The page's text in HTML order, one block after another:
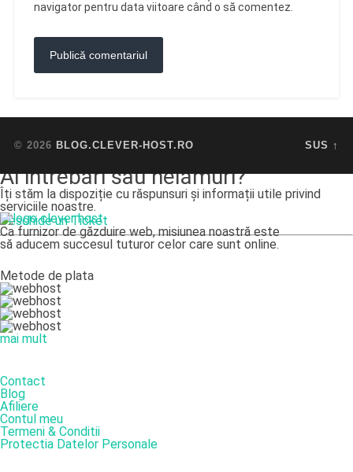
navigator pentru data viitoare când o să comentez.
© 2026 BLOG.CLEVER-HOST.RO SUS ↑
Ai intrebări sau nelămuri?
Îți stăm la dispoziție cu răspunsuri și informații utile privind
serviciile noastre.
Deschide un Ticket
Ca furnizor de găzduire web, misiunea noastră este
să aducem succesul tuturor celor care sunt online.
Metode de plata
mai mult
Contact
Blog
Afiliere
Contul meu
Termeni & Conditii
Protectia Datelor Personale